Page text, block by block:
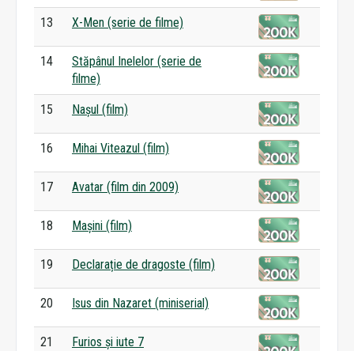
13 X-Men (serie de filme)
14
Stăpânul Inelelor (serie de
filme)
15 Nașul (film)
16 Mihai Viteazul (film)
17 Avatar (film din 2009)
18 Mașini (film)
19 Declarație de dragoste (film)
20 Isus din Nazaret (miniserial)
21 Furios și iute 7